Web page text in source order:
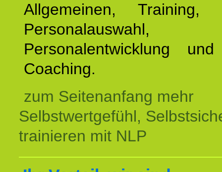
Allgemeinen, Training,
Personalauswahl,
Personalentwicklung
Coaching.
zum Seitenanfang mehr
Selbstwertgefühl,
trainieren mit NLP